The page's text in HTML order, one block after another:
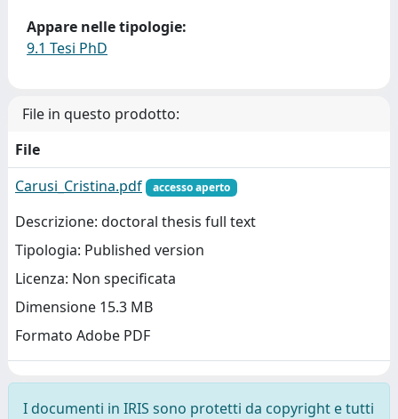
Appare nelle tipologie:
9.1 Tesi PhD
File in questo prodotto:
File
Carusi_Cristina.pdf
accesso aperto
Descrizione: doctoral thesis full text
Tipologia: Published version
Licenza: Non specificata
Dimensione 15.3 MB
Formato Adobe PDF
I documenti in IRIS sono protetti da copyright e tutti